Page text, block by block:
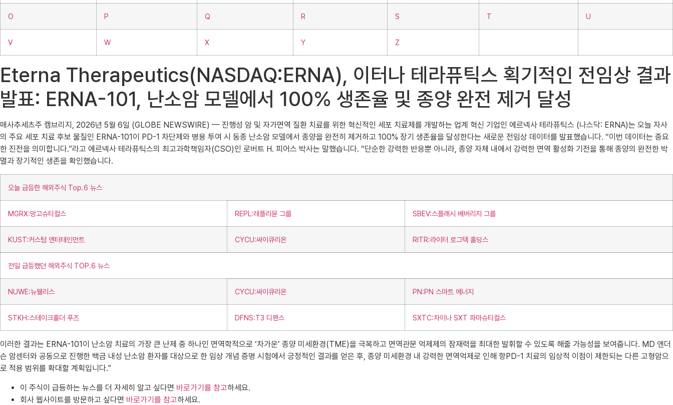
O P Q R S T U
V W X Y Z
Eterna Therapeutics(NASDAQ:ERNA), 이터나 테라퓨틱스 획기적인 전임상 결과
발표: ERNA-101, 난소암 모델에서 100% 생존율 및 종양 완전 제거 달성
매사추세츠주 캠브리지, 2026년 5월 6일 (GLOBE NEWSWIRE) — 진행성 암 및 자가면역 질환 치료를 위한 혁신적인 세포 치료제를 개발하는 업계 혁신 기업인 에르넥사 테라퓨틱스 (나스닥: ERNA)는 오늘 자사
의 주요 세포 치료 후보 물질인 ERNA-101이 PD-1 차단제와 병용 투여 시 동종 난소암 모델에서 종양을 완전히 제거하고 100% 장기 생존율을 달성한다는 새로운 전임상 데이터를 발표했습니다. “이번 데이터는 중요
한 진전을 의미합니다.”라고 에르넥사 테라퓨틱스의 최고과학책임자(CSO)인 로버트 H. 피어스 박사는 말했습니다. “단순한 강력한 반응뿐 아니라, 종양 자체 내에서 강력한 면역 활성화 기전을 통해 종양의 완전한 박
멸과 장기적인 생존을 확인했습니다.
오늘 급등한 해외주식 Top.6 뉴스
MGRX:망고슈티컬스 REPL:레플리뮨 그룹 SBEV:스플래시 베버리지 그룹
KUST:커스텀 엔터테인먼트 CYCU:싸이큐리온 RITR:라이터 로그텍 홀딩스
전일 급등했던 해외주식 TOP.6 뉴스
NUWE:뉴웰리스 CYCU:싸이큐리온 PN:PN 스마트 에너지
STKH:스테이크홀더 푸즈 DFNS:T3 디펜스 SXTC:차이나 SXT 파마슈티컬스
이러한 결과는 ERNA-101이 난소암 치료의 가장 큰 난제 중 하나인 면역학적으로 ‘차가운’ 종양 미세환경(TME)을 극복하고 면역관문 억제제의 잠재력을 최대한 발휘할 수 있도록 해줄 가능성을 보여줍니다. MD 앤더
슨 암센터와 공동으로 진행한 백금 내성 난소암 환자를 대상으로 한 임상 개념 증명 시험에서 긍정적인 결과를 얻은 후, 종양 미세환경 내 강력한 면역억제로 인해 항PD-1 치료의 임상적 이점이 제한되는 다른 고형암으
로 적용 범위를 확대할 계획입니다.”
이 주식이 급등하는 뉴스를 더 자세히 알고 싶다면 바로가기를 참고하세요.
회사 웹사이트를 방문하고 싶다면 바로가기를 참고하세요.